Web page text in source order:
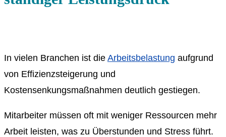
In vielen Branchen ist die Arbeitsbelastung aufgrund
von Effizienzsteigerung und
Kostensenkungsmaßnahmen deutlich gestiegen.
Mitarbeiter müssen oft mit weniger Ressourcen mehr
Arbeit leisten, was zu Überstunden und Stress führt.